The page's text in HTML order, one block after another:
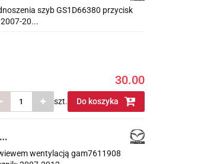
szyb GS1D66380 przycisk
20...
30.00
szt. Do koszyka
wentylacją gam7611908